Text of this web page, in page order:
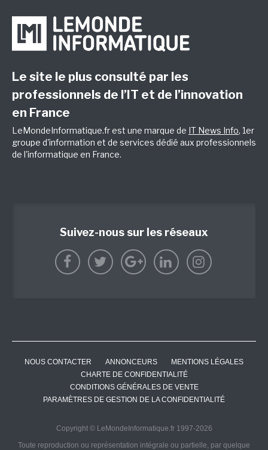
Le site le plus consulté par les
professionnels de l’IT et de l’innovation
en France
LeMondeInformatique.fr est une marque de IT News Info, 1er
groupe d'information et de services dédié aux professionnels
de l'informatique en France.
Suivez-nous sur les réseaux
NOUS CONTACTER ANNONCEURS
MENTIONS LÉGALES
CHARTE DE CONFIDENTIALITÉ
CONDITIONS GÉNÉRALES DE VENTE
PARAMÈTRES DE GESTION DE LA CONFIDENTIALITÉ
Copyright © LeMondeInformatique.fr 1997-2026
Toute reproduction ou représentation intégrale ou partielle, par quelque